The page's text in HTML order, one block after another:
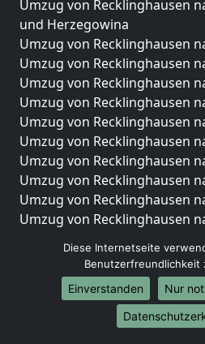
Umzug von Recklinghausen
und Herzegowina
Umzug von Recklinghausen
Umzug von Recklinghausen
Umzug von Recklinghausen
Umzug von Recklinghausen
Umzug von Recklinghausen
Umzug von Recklinghausen
Umzug von Recklinghausen
Umzug von Recklinghausen
Umzug von Recklinghausen
Umzug von Recklinghausen
Umzug von Recklinghausen
Umzug von Recklinghausen
Umzüge-
Diese Internetseite
Benutzerfreundlichkeit
Einverstanden
Nur